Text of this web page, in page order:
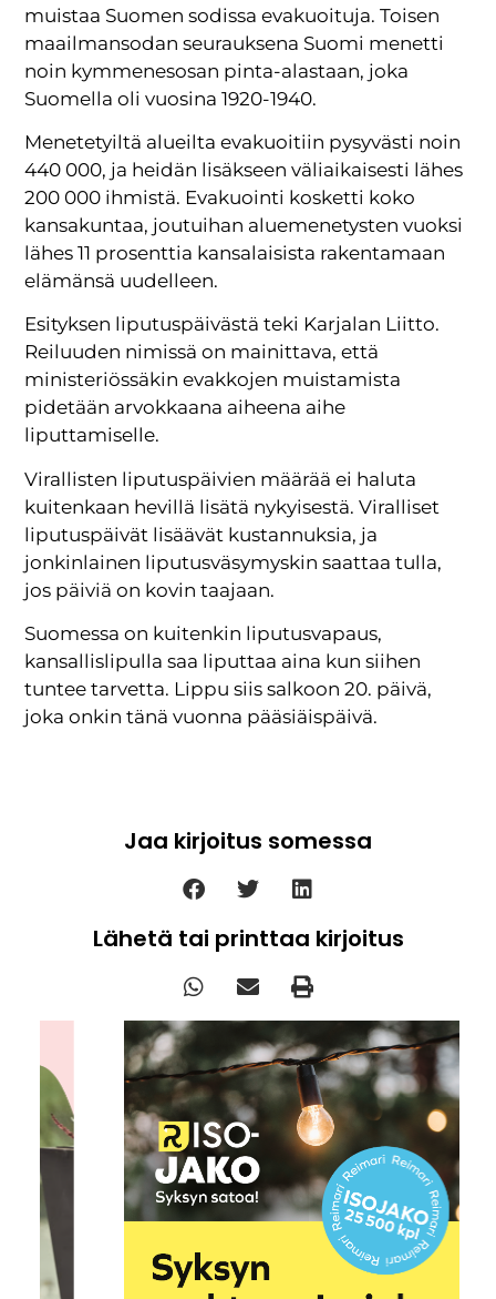
muistaa Suomen sodissa evakuoituja. Toisen
maailmansodan seurauksena Suomi menetti
noin kymmenesosan pinta-alastaan, joka
Suomella oli vuosina 1920-1940.
Menetetyiltä alueilta evakuoitiin pysyvästi noin
440 000, ja heidän lisäkseen väliaikaisesti lähes
200 000 ihmistä. Evakuointi kosketti koko
kansakuntaa, joutuihan aluemenetysten vuoksi
lähes 11 prosenttia kansalaisista rakentamaan
elämänsä uudelleen.
Esityksen liputuspäivästä teki Karjalan Liitto.
Reiluuden nimissä on mainittava, että
ministeriössäkin evakkojen muistamista
pidetään arvokkaana aiheena aihe
liputtamiselle.
Virallisten liputuspäivien määrää ei haluta
kuitenkaan hevillä lisätä nykyisestä. Viralliset
liputuspäivät lisäävät kustannuksia, ja
jonkinlainen liputusväsymyskin saattaa tulla,
jos päiviä on kovin taajaan.
Suomessa on kuitenkin liputusvapaus,
kansallislipulla saa liputtaa aina kun siihen
tuntee tarvetta. Lippu siis salkoon 20. päivä,
joka onkin tänä vuonna pääsiäispäivä.
Jaa kirjoitus somessa
Lähetä tai printtaa kirjoitus